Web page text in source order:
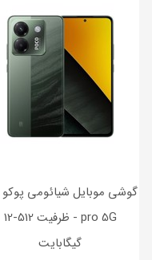
pro 5G - ظرفیت 512-12
گیگابایت